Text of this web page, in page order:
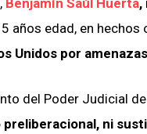
años edad, en
Unidos por
del Poder Judicial
ni